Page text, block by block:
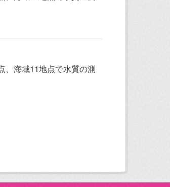
、海域11地点で水質の測